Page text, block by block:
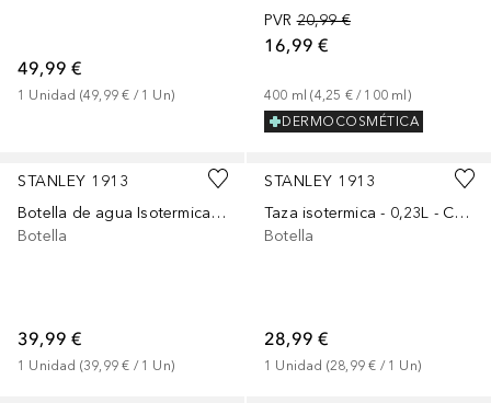
49,99 €
1 Unidad (49,99 € / 1 Un)
PVR 20,99 €
16,99 €
400 ml (4,25 € / 100 ml )
DERMOCOSMÉTICA
STANLEY 1913
Botella de agua Isotermica - 0,6L - THE QUENCHER H2.0 FLOWSTATE™ TUMBLER
Botella
39,99 €
1 Unidad (39,99 € / 1 Un)
STANLEY 1913
Taza isotermica - 0,23L - CAFÉ TO-GO TRAVEL MUG
Botella
28,99 €
1 Unidad (28,99 € / 1 Un)
+3 Patrocinado